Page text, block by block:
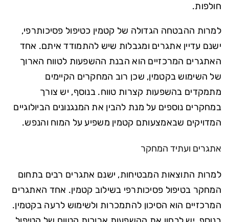
חולפות.
למרות ההבטחה הגדולה של קטמין כטיפול פסיכותרפי,
ישנם עדיין אתגרים ומגבלות שיש להתמודד איתם. אחד
האתגרים המרכזיים הוא הבנת ההשפעות לטווח הארוך
של השימוש בקטמין, שכן רוב המחקרים הקיימים
מתמקדים בהשפעות קצרות טווח. בנוסף, יש צורך
במחקרים נוספים על מנת להבין את המנגנונים הביולוגיים
המדויקים שבאמצעותם קטמין משפיע על המוח והנפש.
אתגרים ועתיד המחקר
למרות התוצאות המבטיחות, ישנם אתגרים רבים בתחום
המחקר בטיפול פסיכותרפי בשילוב קטמין. אחד האתגרים
המרכזיים הוא הסיכון להתמכרות ולשימוש לרעה בקטמין.